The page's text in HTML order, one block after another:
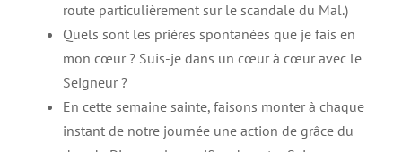
route particulièrement sur le scandale du Mal.)
Quels sont les prières spontanées que je fais en
mon cœur ? Suis-je dans un cœur à cœur avec le
Seigneur ?
En cette semaine sainte, faisons monter à chaque
instant de notre journée une action de grâce du